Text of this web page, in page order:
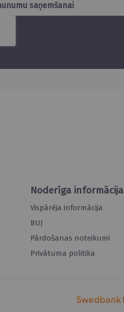
saņemšanai
Noderīga informācija
Vispārēja informācija
BUJ
Pārdošanas noteikumi
Privātuma politika